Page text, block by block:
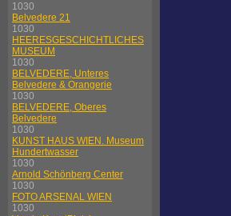
1030
Belvedere 21
1030
HEERESGESCHICHTLICHES
MUSEUM
1030
BELVEDERE, Unteres
Belvedere & Orangerie
1030
BELVEDERE, Oberes
Belvedere
1030
KUNST HAUS WIEN. Museum
Hundertwasser
1030
Arnold Schönberg Center
1030
FOTO ARSENAL WIEN
1030